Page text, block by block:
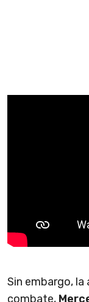
Sin embargo, la
combate,